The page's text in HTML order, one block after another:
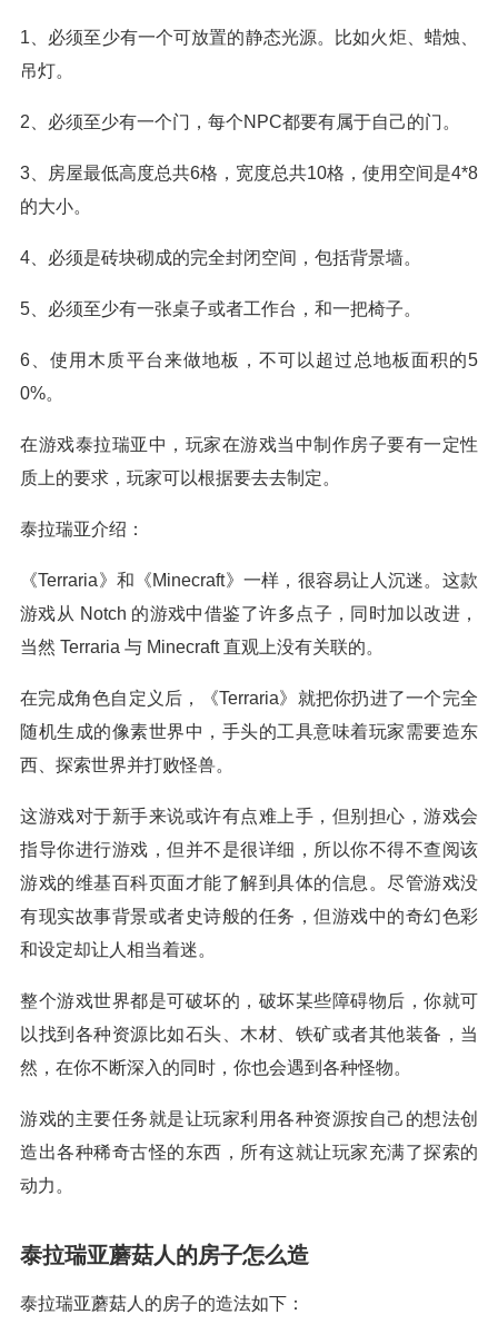
1、必须至少有一个可放置的静态光源。比如火炬、蜡烛、
吊灯。
2、必须至少有一个门，每个NPC都要有属于自己的门。
3、房屋最低高度总共6格，宽度总共10格，使用空间是4*8
的大小。
4、必须是砖块砌成的完全封闭空间，包括背景墙。
5、必须至少有一张桌子或者工作台，和一把椅子。
6、使用木质平台来做地板，不可以超过总地板面积的5
0%。
在游戏泰拉瑞亚中，玩家在游戏当中制作房子要有一定性
质上的要求，玩家可以根据要去去制定。
泰拉瑞亚介绍：
《Terraria》和《Minecraft》一样，很容易让人沉迷。这款
游戏从 Notch 的游戏中借鉴了许多点子，同时加以改进，
当然 Terraria 与 Minecraft 直观上没有关联的。
在完成角色自定义后，《Terraria》就把你扔进了一个完全
随机生成的像素世界中，手头的工具意味着玩家需要造东
西、探索世界并打败怪兽。
这游戏对于新手来说或许有点难上手，但别担心，游戏会
指导你进行游戏，但并不是很详细，所以你不得不查阅该
游戏的维基百科页面才能了解到具体的信息。尽管游戏没
有现实故事背景或者史诗般的任务，但游戏中的奇幻色彩
和设定却让人相当着迷。
整个游戏世界都是可破坏的，破坏某些障碍物后，你就可
以找到各种资源比如石头、木材、铁矿或者其他装备，当
然，在你不断深入的同时，你也会遇到各种怪物。
游戏的主要任务就是让玩家利用各种资源按自己的想法创
造出各种稀奇古怪的东西，所有这就让玩家充满了探索的
动力。
泰拉瑞亚蘑菇人的房子怎么造
泰拉瑞亚蘑菇人的房子的造法如下：